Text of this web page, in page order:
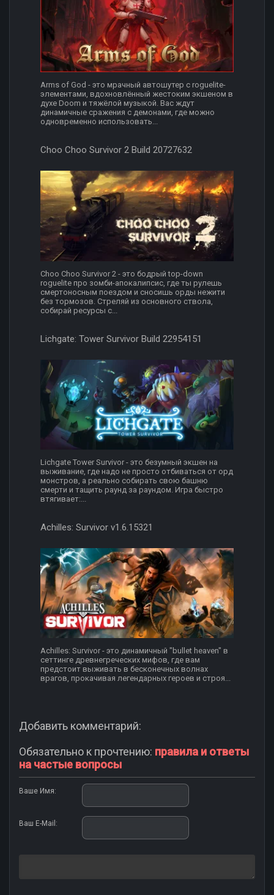
Arms of God - это мрачный автошутер с roguelite-
элементами, вдохновлённый жестоким экшеном в
духе Doom и тяжёлой музыкой. Вас ждут
динамичные сражения с демонами, где можно
одновременно использовать...
Choo Choo Survivor 2 Build 20727632
Choo Choo Survivor 2 - это бодрый top-down
roguelite про зомби-апокалипсис, где ты рулешь
смертоносным поездом и сносишь орды нежити
без тормозов. Стреляй из основного ствола,
собирай ресурсы с...
Lichgate: Tower Survivor Build 22954151
Lichgate Tower Survivor - это безумный экшен на
выживание, где надо не просто отбиваться от орд
монстров, а реально собирать свою башню
смерти и тащить раунд за раундом. Игра быстро
втягивает:...
Achilles: Survivor v1.6.15321
Achilles: Survivor - это динамичный "bullet heaven" в
сеттинге древнегреческих мифов, где вам
предстоит выживать в бесконечных волнах
врагов, прокачивая легендарных героев и строя...
Добавить комментарий:
Обязательно к прочтению: правила и ответы
на частые вопросы
Ваше Имя:
Ваш E-Mail: